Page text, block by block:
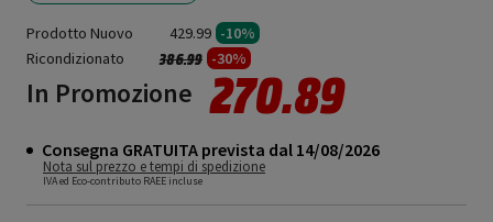
Prodotto Nuovo 429.99 -10%
Ricondizionato
Prezzo ridotto da
386.99a -30%
In Promozione 270.89
Consegna GRATUITA prevista dal 14/08/2026
Nota sul prezzo e tempi di spedizione
IVA ed Eco-contributo RAEE incluse